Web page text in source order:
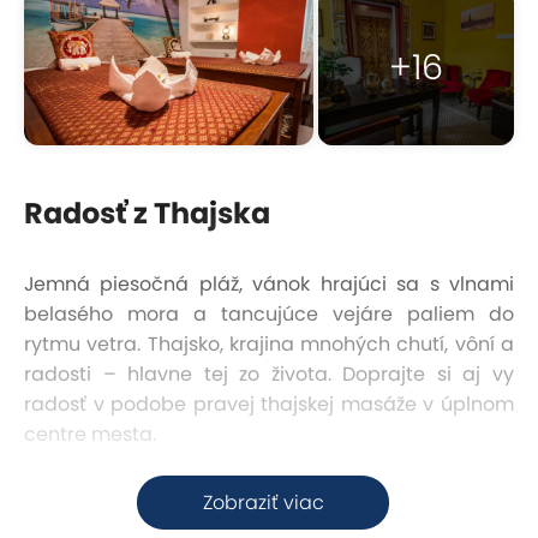
+16
Zobraziť viac
Radosť z Thajska
Jemná piesočná pláž, vánok hrajúci sa s vlnami
belasého mora a tancujúce vejáre paliem do
rytmu vetra. Thajsko, krajina mnohých chutí, vôní a
radosti – hlavne tej zo života. Doprajte si aj vy
radosť v podobe pravej thajskej masáže v úplnom
centre mesta.
Skvelá dostupnosť